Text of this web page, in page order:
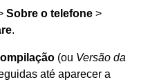
Sobre o telefone >
.
(ou Versão da
até aparecer a